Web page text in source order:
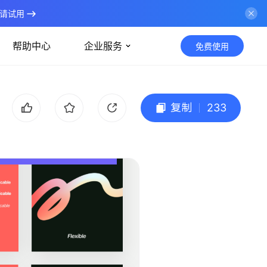
试用
帮助中心 企业服务 免费使用
复制 233